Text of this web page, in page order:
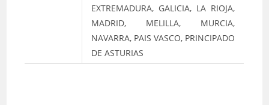
EXTREMADURA, GALICIA, LA RIOJA,
MADRID, MELILLA, MURCIA,
NAVARRA, PAIS VASCO, PRINCIPADO
DE ASTURIAS